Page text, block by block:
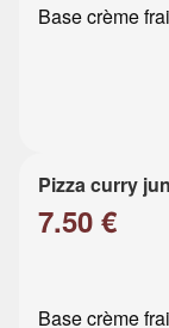
Base crème
Pizza curry
7.50 €
Base crème